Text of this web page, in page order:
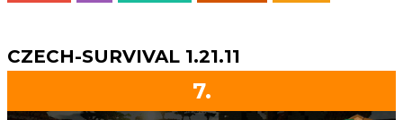
CZECH-SURVIVAL 1.21.11
7.